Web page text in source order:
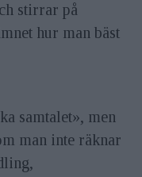
stirrar på
hur man bäst
samtalet», men
man inte räknar